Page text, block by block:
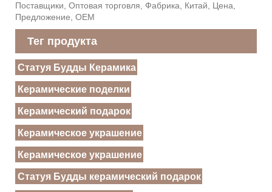
Поставщики, Оптовая торговля, Фабрика, Китай, Цена,
Предложение, OEM
Тег продукта
Статуя Будды Керамика
Керамические поделки
Керамический подарок
Керамическое украшение
Керамическое украшение
Статуя Будды керамический подарок